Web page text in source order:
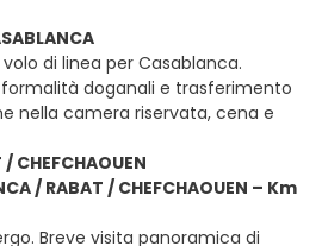
di linea per Casablanca.
formalità doganali e trasferimento
nella camera riservata, cena e
CHEFCHAOUEN
/ RABAT / CHEFCHAOUEN – Km
Breve visita panoramica di